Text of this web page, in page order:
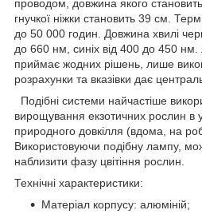
проводом, довжина якого
гнучкої ніжки становить 39 см.
до 50 000 годин. Довжина хвилі
до 660 нм, синіх від 400 до 450
приймає жодних рішень, лише
розрахунки та вказівки дає
Подібні системи найчастіше
вирощування екзотичних рослин в
природного довкілля (вдома, на
Використовуючи подібну лампу,
наблизити фазу цвітіння рослин.
Технічні характеристики:
Матеріал корпусу: алюміній;